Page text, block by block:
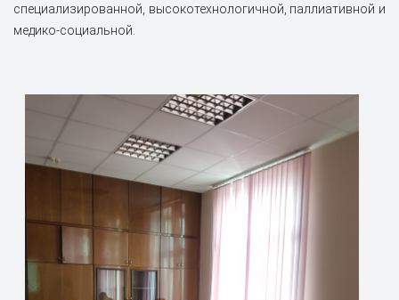
специализированной, высокотехнологичной, паллиативной и
медико-социальной.